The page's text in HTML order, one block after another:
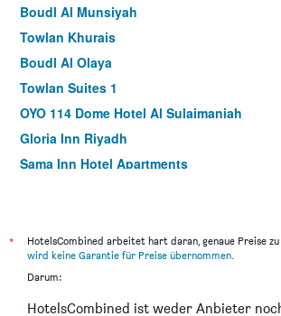
Boudl Al Munsiyah
Towlan Khurais
Boudl Al Olaya
Towlan Suites 1
OYO 114 Dome Hotel Al Sulaimaniah
Gloria Inn Riyadh
Sama Inn Hotel Apartments
Burj Alhayah Hotel Suites Alfalah
Almuhaidb Altakhasosi Value
*
HotelsCombined arbeitet hart daran, genaue Preise
wird keine Garantie für Preise übernommen.
Darum:
HotelsCombined ist weder Anbieter